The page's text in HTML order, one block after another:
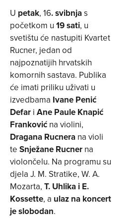
U petak, 16. svibnjas
početkom u 19 sati, u
svetištu će nastupiti Kvartet
Rucner, jedan od
najpoznatijih hrvatskih
komornih sastava. Publika
će imati priliku uživati u
izvedbama Ivane Penić
Defar i Ane Paule Knapić
Franković na violini,
Dragana Rucnera na violi
te Snježane Rucner na
violončelu. Na programu su
djela J. M. Stratike, W. A.
Mozarta, T. Uhlika i E.
Kossette, a ulaz na koncert
je slobodan.